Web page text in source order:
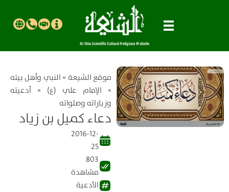
موقع الشیعة » النبي وأهل بيته
» الإمام علي (ع) » أدعيته
وزياراته وصلواته
دعاء كميل بن زياد
2016-12-
25
803
مشاهدة
الأدعية